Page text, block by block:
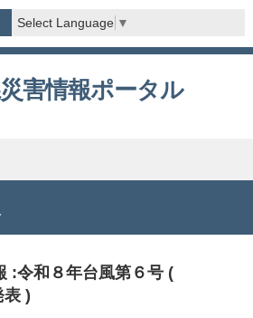
Select Language ▼
害情報ポータル
:令和８年台風第６号 (
表 )